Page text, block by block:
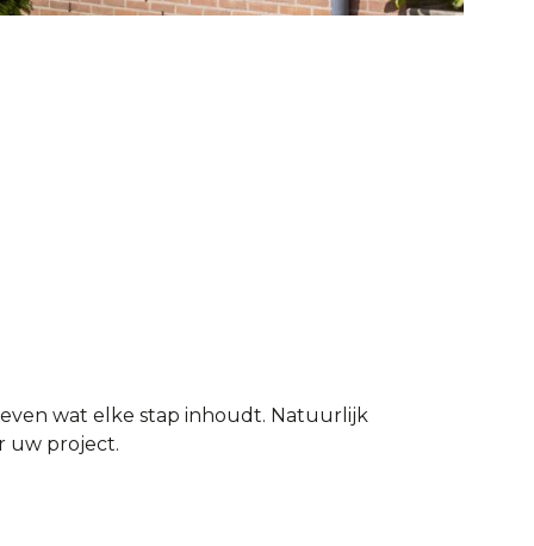
wat elke stap inhoudt. Natuurlijk
uw project.